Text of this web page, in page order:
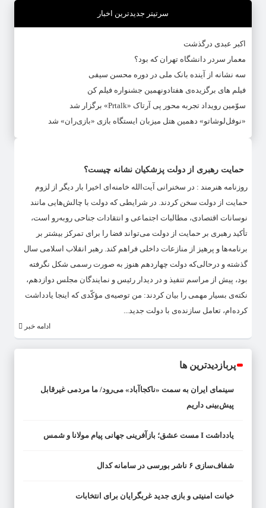
سرتیتر جدیدترین اخبار
اکبر عبدی درگذشت
معمار سردر دانشگاه تهران که بود؟
سه نشانه از آینده بانک ملی در دوره محسن سیفی
فیلم های برگزیده‌ی هفتادونهمین جشنواره فیلم کن
سوّمین رویداد تجربه محور پی آرتاک «Prtalk» برگزار شد
«نوفل‌لوشاتو» دهمین هتل میزبان ایستگاه بازی «بازی‌ران» شد
حمایت رهبری از دولت پزشکیان نشانه چیست؟
روزنامه هنرمند : در سخنرانی آیت‌‍‌الله خامنه‌ای اخیرا بار دیگر از لزوم
حمایت از دولت سخن کردند. در شرایطی که دولت با چالش‌هایی مانند
نوسانات اقتصادی، مطالبات اجتماعی و انتقادات جناحی روبه‌رو است،
تأکید رهبری بر حمایت از دولت می‌تواند فضا را برای تمرکز بیشتر بر
برنامه‌ها و پرهیز از منازعات داخلی فراهم کند. رهبر انقلاب اسلامی سال
گذشته و در‌حالی‌که دولت چهاردهم هنوز به صورت رسمی شکل نگرفته
بود، پیش از مراسم تنفیذ و در دیدار رئیس و نمایندگان مجلس دوازدهم،
نکته‌ی بسیار مهمی را بیان کردند: من توصیه‌ی مؤکّدی که اینجا یادداشت
کرده‌ام، تعامل سازنده‌ی با دولت جدید...
ادامه خبر
پربازدیدترین ها
سینمای ایران به سمت «ناکجاآباد» می‌رود/ ما مردمی غیرقابل
پیش‌بینی داریم
یادداشت I مست عشق؛ بازآفرینی جهانی پیام مولانا و شمس
شفاف‌سازی ۶ ناشر بورسی در سامانه کدال
خیانت امنیتی و بازی جدید غربگرایان برای انتخابات